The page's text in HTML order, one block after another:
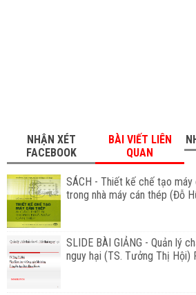
NHẬN XÉT
FACEBOOK
BÀI VIẾT LIÊN
QUAN
SÁCH - Thiết kế chế tạo
trong nhà máy cán thép (Đỗ
SLIDE BÀI GIẢNG - Quản lý
nguy hại (TS. Tưởng Thị Hội)